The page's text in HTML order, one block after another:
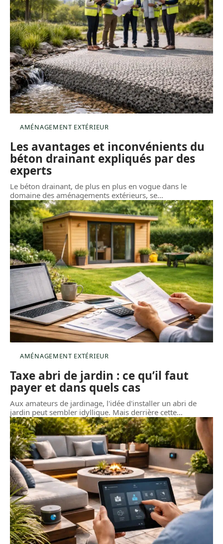
AMÉNAGEMENT EXTÉRIEUR
Les avantages et inconvénients du
béton drainant expliqués par des
experts
Le béton drainant, de plus en plus en vogue dans le
domaine des aménagements extérieurs, se…
AMÉNAGEMENT EXTÉRIEUR
Taxe abri de jardin : ce qu’il faut
payer et dans quels cas
Aux amateurs de jardinage, l'idée d'installer un abri de
jardin peut sembler idyllique. Mais derrière cette…